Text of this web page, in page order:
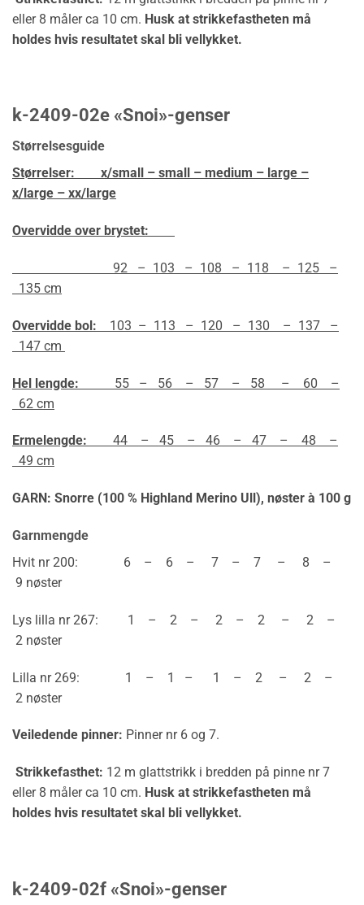
eller 8 måler ca 10 cm. Husk at strikkefastheten må
holdes hvis resultatet skal bli vellykket.
k-2409-02e «Snoi»-genser
Størrelsesguide
Størrelser: x/small – small – medium – large –
x/large – xx/large
Overvidde over brystet:
92 – 103 – 108 – 118 – 125 –
135 cm
Overvidde bol: 103 – 113 – 120 – 130 – 137 –
147 cm
Hel lengde: 55 – 56 – 57 – 58 – 60 –
62 cm
Ermelengde: 44 – 45 – 46 – 47 – 48 –
49 cm
GARN: Snorre (100 % Highland Merino Ull), nøster à 100 g
Garnmengde
Hvit nr 200: 6 – 6 – 7 – 7 – 8 –
9 nøster
Lys lilla nr 267: 1 – 2 – 2 – 2 – 2 –
2 nøster
Lilla nr 269: 1 – 1 – 1 – 2 – 2 –
2 nøster
Veiledende pinner: Pinner nr 6 og 7.
Strikkefasthet: 12 m glattstrikk i bredden på pinne nr 7
eller 8 måler ca 10 cm. Husk at strikkefastheten må
holdes hvis resultatet skal bli vellykket.
k-2409-02f «Snoi»-genser